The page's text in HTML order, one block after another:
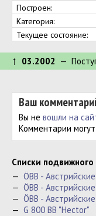
Построен:
Категория:
Текущее состояние:
↑ 03.2002 —
Ваш
Вы не вошли на
Комментарии
Cписки подвижного
— ÖBB -
— ÖBB -
— ÖBB -
— G 800 BB "Hector"